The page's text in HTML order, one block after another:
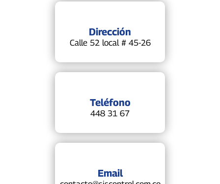
Dirección
Calle 52 local # 45-26
Teléfono
448 31 67
Email